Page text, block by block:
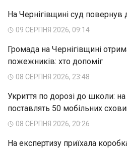
На Чернігівщині суд повернув
09 СЕРПНЯ 2026, 09:14
Громада на Чернігівщині
пожежників: хто допоміг
08 СЕРПНЯ 2026, 23:48
Укриття по дорозі до школи: на
поставлять 50 мобільних
08 СЕРПНЯ 2026, 20:26
На експертизу приїхала